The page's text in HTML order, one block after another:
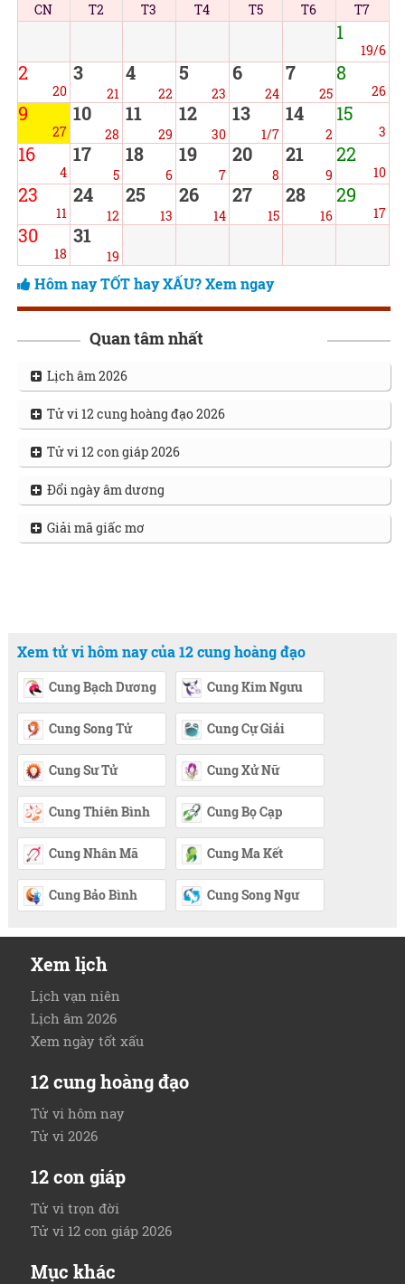
CN T2 T3 T4 T5 T6 T7
1
19/6
2
20
3
21
4
22
5
23
6
24
7
25
8
26
9
27
10
28
11
29
12
30
13
1/7
14
2
15
3
16
4
17
5
18
6
19
7
20
8
21
9
22
10
23
11
24
12
25
13
26
14
27
15
28
16
29
17
30
18
31
19
Hôm nay TỐT hay XẤU? Xem ngay
Quan tâm nhất
Lịch âm 2026
Tử vi 12 cung hoàng đạo 2026
Tử vi 12 con giáp 2026
Đổi ngày âm dương
Giải mã giấc mơ
Xem tử vi hôm nay của 12 cung hoàng đạo
Cung Bạch Dương Cung Kim Ngưu
Cung Song Tử Cung Cự Giải
Cung Sư Tử Cung Xử Nữ
Cung Thiên Bình Cung Bọ Cạp
Cung Nhân Mã Cung Ma Kết
Cung Bảo Bình Cung Song Ngư
Xem lịch
Lịch vạn niên
Lịch âm 2026
Xem ngày tốt xấu
12 cung hoàng đạo
Tử vi hôm nay
Tử vi 2026
12 con giáp
Tử vi trọn đời
Tử vi 12 con giáp 2026
Mục khác